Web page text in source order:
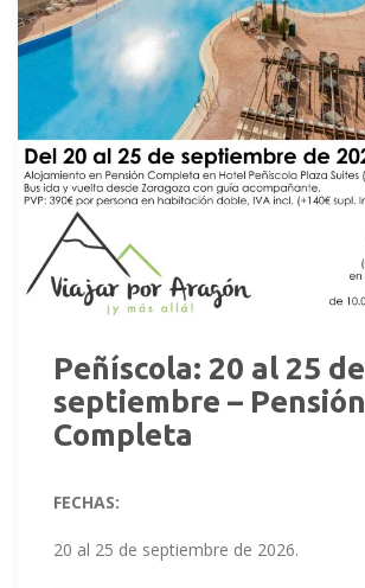
Peñíscola: 20 al 25 de
septiembre – Pensión
Completa
FECHAS:
20 al 25 de septiembre de 2026.